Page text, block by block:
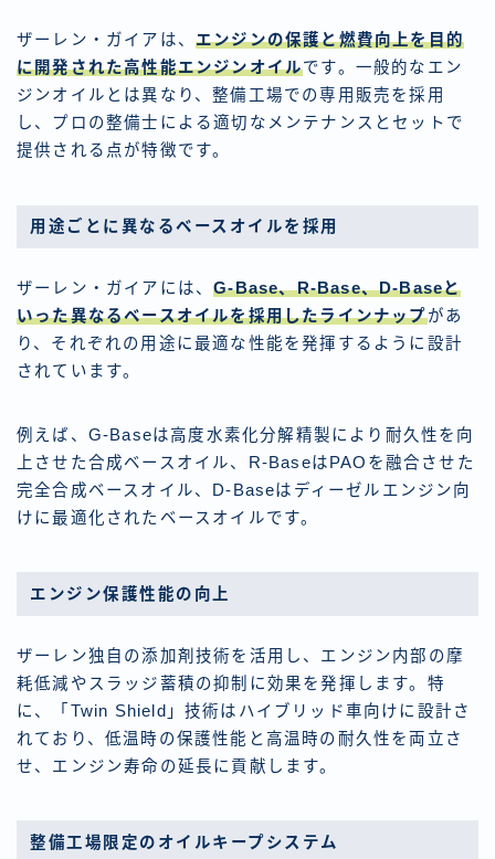
ザーレン・ガイアは、 エンジンの保護と燃費向上を目的
に開発された高性能エンジンオイルです。一般的なエン
ジンオイルとは異なり、整備工場での専用販売を採用
し、プロの整備士による適切なメンテナンスとセットで
提供される点が特徴です。
用途ごとに異なるベースオイルを採用
ザーレン・ガイアには、G-Base、R-Base、D-Baseと
いった異なるベースオイルを採用したラインナップがあ
り、それぞれの用途に最適な性能を発揮するように設計
されています。
例えば、G-Baseは高度水素化分解精製により耐久性を向
上させた合成ベースオイル、R-BaseはPAOを融合させた
完全合成ベースオイル、D-Baseはディーゼルエンジン向
けに最適化されたベースオイルです。
エンジン保護性能の向上
ザーレン独自の添加剤技術を活用し、エンジン内部の摩
耗低減やスラッジ蓄積の抑制に効果を発揮します。特
に、「Twin Shield」技術はハイブリッド車向けに設計さ
れており、低温時の保護性能と高温時の耐久性を両立さ
せ、エンジン寿命の延長に貢献します。
整備工場限定のオイルキープシステム